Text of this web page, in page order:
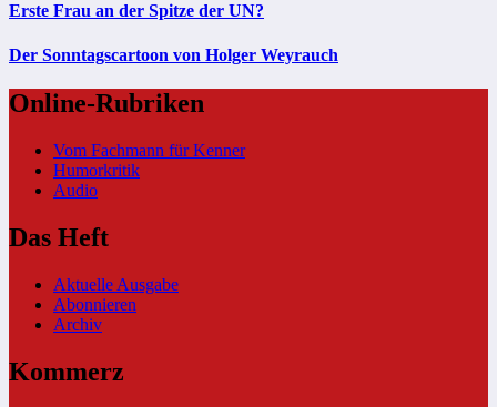
Erste Frau an der Spitze der UN?
Der Sonntagscartoon von Holger Weyrauch
Online-Rubriken
Vom Fachmann für Kenner
Humorkritik
Audio
Das Heft
Aktuelle Ausgabe
Abonnieren
Archiv
Kommerz